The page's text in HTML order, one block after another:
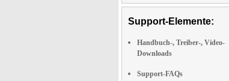
Support-Elemente:
Handbuch-, Treiber-, Video-
Downloads
Support-FAQs